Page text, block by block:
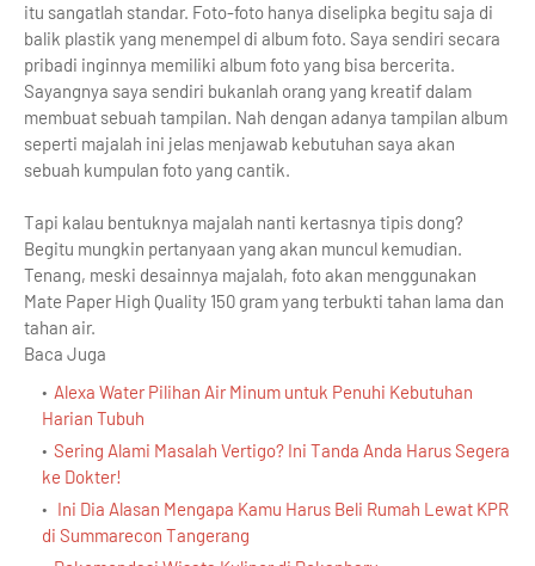
itu sangatlah standar. Foto-foto hanya diselipka begitu saja di
balik plastik yang menempel di album foto. Saya sendiri secara
pribadi inginnya memiliki album foto yang bisa bercerita.
Sayangnya saya sendiri bukanlah orang yang kreatif dalam
membuat sebuah tampilan. Nah dengan adanya tampilan album
seperti majalah ini jelas menjawab kebutuhan saya akan
sebuah kumpulan foto yang cantik.
Tapi kalau bentuknya majalah nanti kertasnya tipis dong?
Begitu mungkin pertanyaan yang akan muncul kemudian.
Tenang, meski desainnya majalah, foto akan menggunakan
Mate Paper High Quality 150 gramyang terbukti tahan lama dan
tahan air.
Baca Juga
Alexa Water Pilihan Air Minum untuk Penuhi Kebutuhan
Harian Tubuh
Sering Alami Masalah Vertigo? Ini Tanda Anda Harus Segera
ke Dokter!
Ini Dia Alasan Mengapa Kamu Harus Beli Rumah Lewat KPR
di Summarecon Tangerang